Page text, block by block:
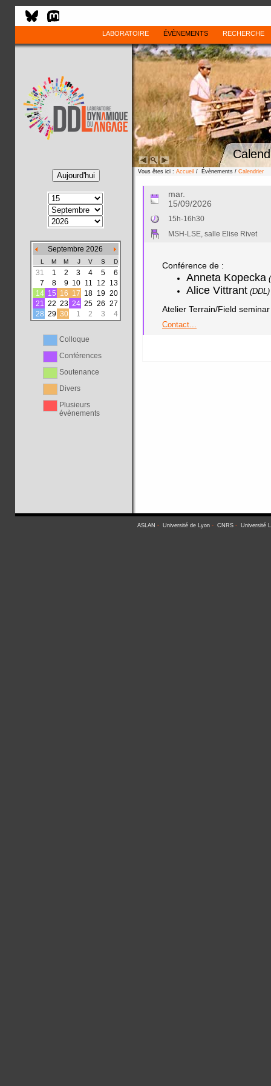
LABORATOIRE ÉVÈNEMENTS RECHERCHE
Septembre 2026
L M M J V S D
31 1 2 3 4 5
6
7
8 9 10 11 12
13
14 15 16 17 18 19 20
21 22 23 24 25 26 27
28 29 30 1 2 3 4
Colloque
Conférences
Soutenance
Divers
Plusieurs
évènements
Vous êtes ici : Accueil / Évènements / Calendrier
mar.
15/09/2026
15h-16h30
MSH-LSE, salle Elise Rivet
Conférence de :
Anneta Kopecka
Alice Vittrant (DDL)
Atelier Terrain/Field seminar
Contact...
ASLAN - Université de Lyon- CNRS- Université